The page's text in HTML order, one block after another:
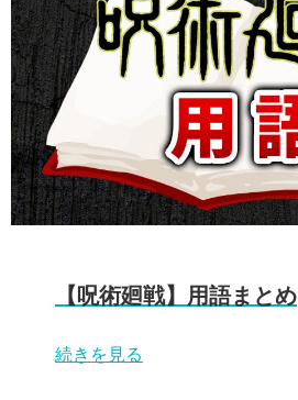
【呪術廻戦】用語まとめ
続きを見る